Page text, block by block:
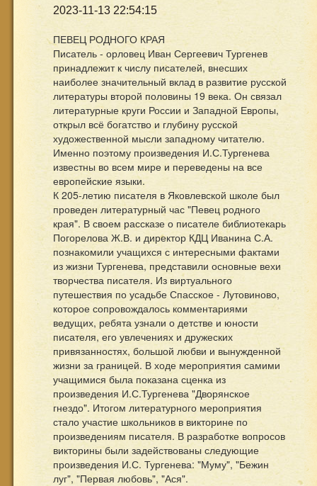
2023-11-13 22:54:15
ПЕВЕЦ РОДНОГО КРАЯ
Писатель - орловец Иван Сергеевич Тургенев
принадлежит к числу писателей, внесших
наиболее значительный вклад в развитие русской
литературы второй половины 19 века. Он связал
литературные круги России и Западной Европы,
открыл всё богатство и глубину русской
художественной мысли западному читателю.
Именно поэтому произведения И.С.Тургенева
известны во всем мире и переведены на все
европейские языки.
К 205-летию писателя в Яковлевской школе был
проведен литературный час "Певец родного
края". В своем рассказе о писателе библиотекарь
Погорелова Ж.В. и директор КДЦ Иванина С.А.
познакомили учащихся с интересными фактами
из жизни Тургенева, представили основные вехи
творчества писателя. Из виртуального
путешествия по усадьбе Спасское - Лутовиново,
которое сопровождалось комментариями
ведущих, ребята узнали о детстве и юности
писателя, его увлечениях и дружеских
привязанностях, большой любви и вынужденной
жизни за границей. В ходе мероприятия самими
учащимися была показана сценка из
произведения И.С.Тургенева "Дворянское
гнездо". Итогом литературного мероприятия
стало участие школьников в викторине по
произведениям писателя. В разработке вопросов
викторины были задействованы следующие
произведения И.С. Тургенева: "Муму", "Бежин
луг", "Первая любовь", "Ася".